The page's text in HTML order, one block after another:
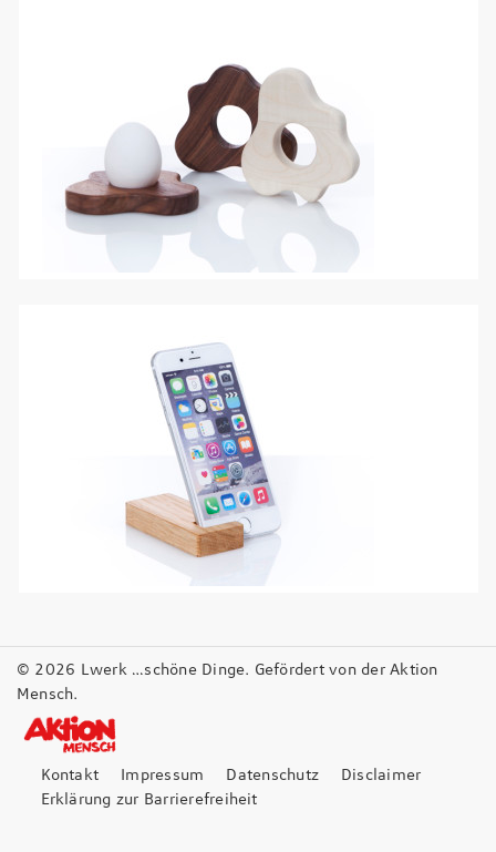
© 2026 Lwerk …schöne Dinge. Gefördert von der Aktion
Mensch.
Kontakt Impressum Datenschutz
Disclaimer
Erklärung zur Barrierefreiheit